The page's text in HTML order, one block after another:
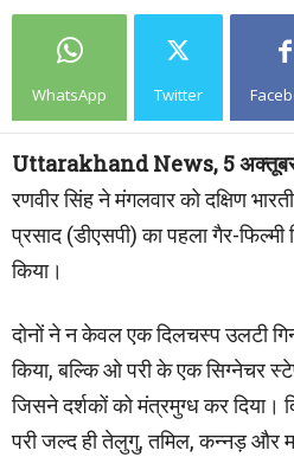
WhatsApp Twitter
Uttarakhand News, 5 अक्तूबर
रणवीर सिंह ने मंगलवार को दक्षिण
प्रसाद (डीएसपी) का पहला गैर-फिल्मी
किया।
दोनों ने न केवल एक दिलचस्प उलटी
किया, बल्कि ओ परी के एक सिग्नेचर
जिसने दर्शकों को मंत्रमुग्ध कर
परी जल्द ही तेलुगु, तमिल, कन्नड़ और